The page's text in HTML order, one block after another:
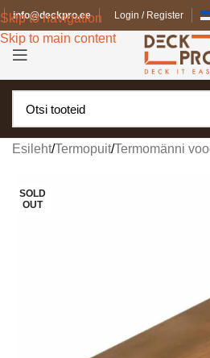
Skip to navigation
Skip to main content
info@deckpro.ee Login / Register
Esileht/Termopuit/Termomänni
SOLD
OUT